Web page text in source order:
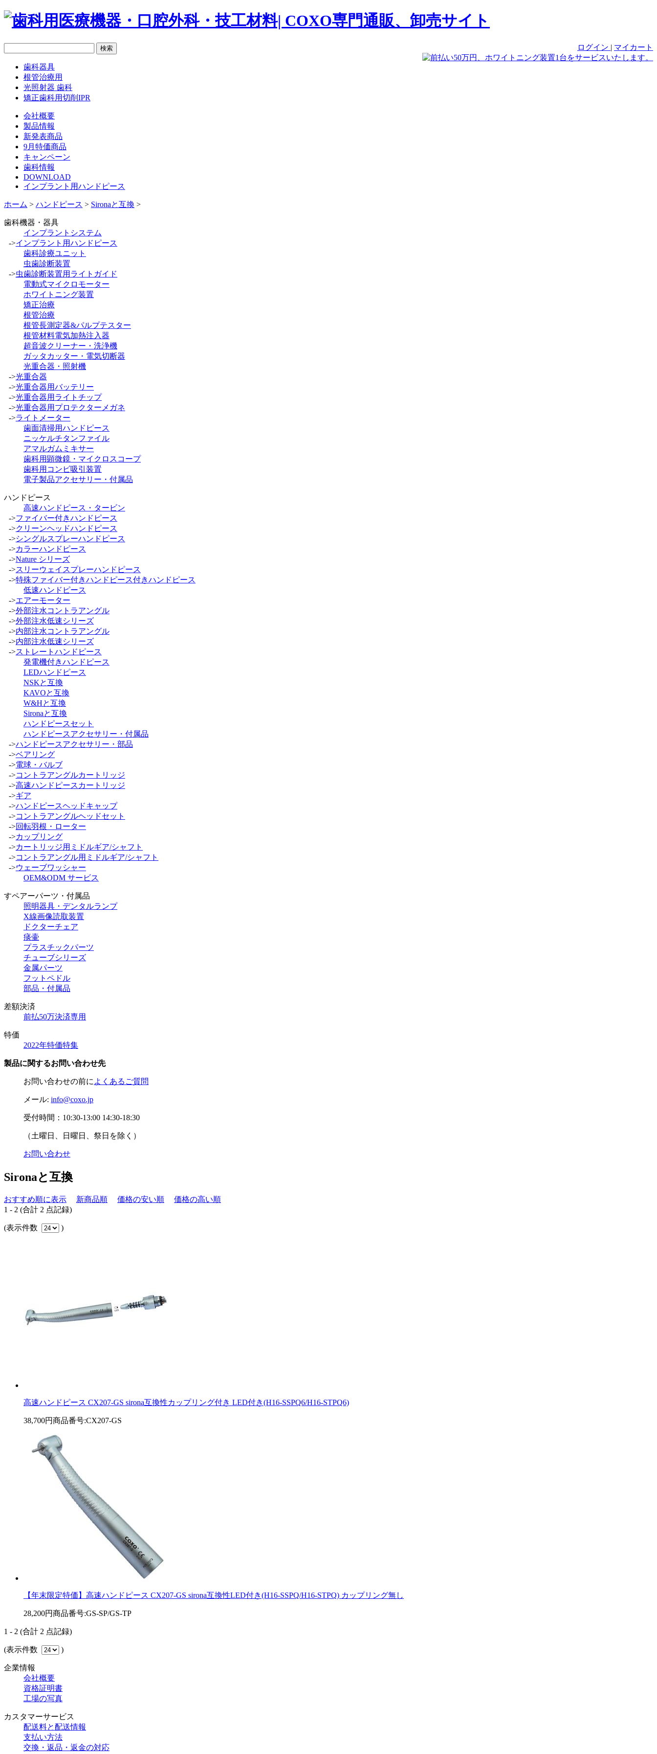
ログイン | マイカート
歯科器具
根管治療用
光照射器 歯科
矯正歯科用切削IPR
会社概要
製品情報
新発表商品
9月特価商品
キャンペーン
歯科情報
DOWNLOAD
インプラント用ハンドピース
ホーム > ハンドピース > Sironaと互換 >
歯科機器・器具
インプラントシステム
->インプラント用ハンドピース
歯科診療ユニット
虫歯診断装置
->虫歯診断装置用ライトガイド
電動式マイクロモーター
ホワイトニング装置
矯正治療
根管治療
根管長測定器&パルプテスター
根管材料電気加熱注入器
超音波クリーナー・洗浄機
ガッタカッター・電気切断器
光重合器・照射機
->光重合器
->光重合器用バッテリー
->光重合器用ライトチップ
->光重合器用プロテクターメガネ
->ライトメーター
歯面清掃用ハンドピース
ニッケルチタンファイル
アマルガムミキサー
歯科用顕微鏡・マイクロスコープ
歯科用コンビ吸引装置
電子製品アクセサリー・付属品
ハンドピース
高速ハンドピース・タービン
->ファイバー付きハンドピース
->クリーンヘッドハンドピース
->シングルスプレーハンドピース
->カラーハンドピース
->Nature シリーズ
->スリーウェイスプレーハンドピース
->特殊ファイバー付きハンドピース付きハンドピース
低速ハンドピース
->エアーモーター
->外部注水コントラアングル
->外部注水低速シリーズ
->内部注水コントラアングル
->内部注水低速シリーズ
->ストレートハンドピース
発電機付きハンドピース
LEDハンドピース
NSKと互換
KAVOと互換
W&Hと互換
Sironaと互換
ハンドピースセット
ハンドピースアクセサリー・付属品
->ハンドピースアクセサリー・部品
->ベアリング
->電球・バルブ
->コントラアングルカートリッジ
->高速ハンドピースカートリッジ
->ギア
->ハンドピースヘッドキャップ
->コントラアングルヘッドセット
->回転羽根・ローター
->カップリング
->カートリッジ用ミドルギア/シャフト
->コントラアングル用ミドルギア/シャフト
->ウェーブワッシャー
OEM&ODM サービス
すペアーパーツ・付属品
照明器具・デンタルランプ
X線画像読取装置
ドクターチェア
痰壷
プラスチックパーツ
チューブシリーズ
金属パーツ
フットペドル
部品・付属品
差額決済
前払50万決済専用
特価
2022年特価特集
製品に関するお問い合わせ先
お問い合わせの前に よくあるご質問
メール: info@coxo.jp
受付時間：10:30-13:00 14:30-18:30
（土曜日、日曜日、祭日を除く）
お問い合わせ
Sironaと互換
おすすめ順に表示 新商品順 価格の安い順
価格の高い順
1 - 2 (合計 2 点記録)
(表示件数 )
高速ハンドピース CX207-GS sirona互換性カップリング付き LED付き(H16-SSPQ6/H16-STPQ6)
38,700円商品番号:CX207-GS
【年末限定特価】高速ハンドピース CX207-GS sirona互換性LED付き(H16-SSPQ/H16-STPQ) カップリング無し
28,200円商品番号:GS-SP/GS-TP
1 - 2 (合計 2 点記録)
(表示件数 )
企業情報
会社概要
資格証明書
工場の写真
カスタマーサービス
配送料と配送情報
支払い方法
交換・返品・返金の対応